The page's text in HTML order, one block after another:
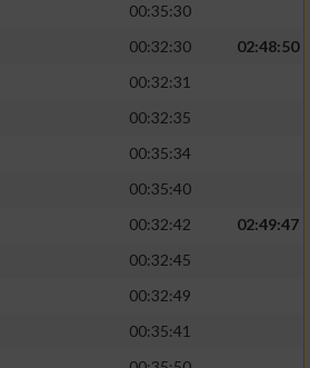
00:35:30
00:32:30
02:48:50
00:32:31
00:32:35
00:35:34
00:35:40
00:32:42
02:49:47
00:32:45
00:32:49
00:35:41